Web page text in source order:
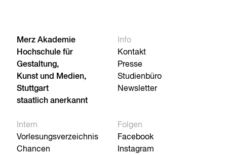
Merz Akademie
Hochschule für
Gestaltung,
Kunst und Medien,
Stuttgart
staatlich anerkannt
Info
Kontakt
Presse
Studienbüro
Newsletter
Intern
Vorlesungsverzeichnis
Chancen
Folgen
Facebook
Instagram